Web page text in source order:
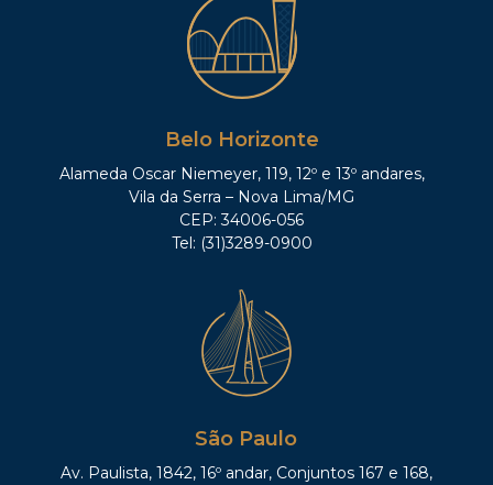
Belo Horizonte
Alameda Oscar Niemeyer, 119, 12º e 13º andares,
Vila da Serra – Nova Lima/MG
CEP: 34006-056
Tel: (31)3289-0900
São Paulo
Av. Paulista, 1842, 16º andar, Conjuntos 167 e 168,